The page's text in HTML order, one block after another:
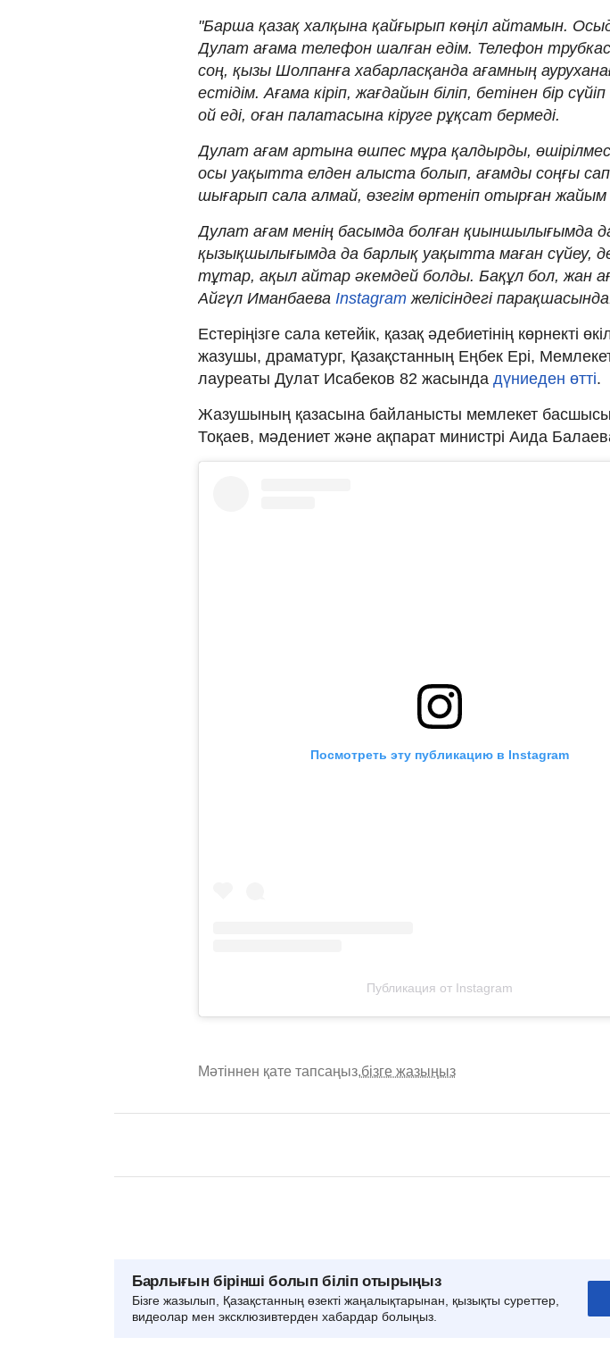
"Барша қазақ халқына қайғырып көңіл айтамын.
Дулат ағама телефон шалған едім. Телефон
соң, қызы Шолпанға хабарласқанда ағамның
естідім. Ағама кіріп, жағдайын біліп, бетінен бір
ой еді, оған палатасына кіруге рұқсат бермеді.
Дулат ағам артына өшпес мұра қалдырды,
осы уақытта елден алыста болып, ағамды соңғы
шығарып сала алмай, өзегім өртеніп отырған жайым
Дулат ағам менің басымда болған қиыншылығымда
қызықшылығымда да барлық уақытта маған сүйеу,
тұтар, ақыл айтар әкемдей болды. Бақұл бол, жан
Айгүл Иманбаева Instagram желісіндегі
Естеріңізге сала кетейік, қазақ әдебиетінің көрнекті
жазушы, драматург, Қазақстанның Еңбек Ері,
лауреаты Дулат Исабеков 82 жасында дүниеден өтті.
Жазушының қазасына байланысты мемлекет
Тоқаев, мәдениет және ақпарат министрі Аида
Посмотреть эту публикацию в Instagram
Публикация от Instagram
Мәтіннен қате тапсаңыз,бізге жазыңыз
Барлығын бірінші болып біліп отырыңыз
Бізге жазылып, Қазақстанның өзекті жаңалықтарынан, қызықты суреттер,
видеолар мен эксклюзивтерден хабардар болыңыз.